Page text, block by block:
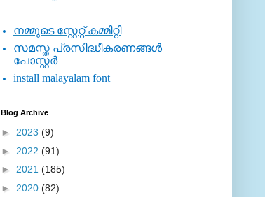
നമ്മുടെ സ്റ്റേറ്റ് കമ്മിറ്റി
സമസ്ത പ്രസിദ്ധീകരണങ്ങള്‍
പോസ്റ്റര്‍
install malayalam font
Blog Archive
► 2023 (9)
► 2022 (91)
► 2021 (185)
► 2020 (82)